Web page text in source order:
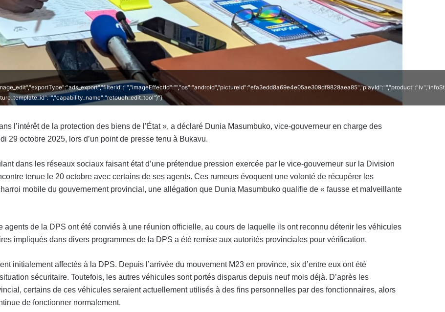
l’intérêt de la protection des biens de l’État », a déclaré Dunia Masumbuko, vice-gouverneur en charge des
29 octobre 2025, lors d’un point de presse tenu à Bukavu.
dans les réseaux sociaux faisant état d’une prétendue pression exercée par le vice-gouverneur sur la Division
tenue le 20 octobre avec certains de ses agents. Ces rumeurs évoquent une volonté de récupérer les
mobile du gouvernement provincial, une allégation que Dunia Masumbuko qualifie de « fausse et malveillante
agents de la DPS ont été conviés à une réunion officielle, au cours de laquelle ils ont reconnu détenir les véhicules
impliqués dans divers programmes de la DPS a été remise aux autorités provinciales pour vérification.
initialement affectés à la DPS. Depuis l’arrivée du mouvement M23 en province, six d’entre eux ont été
sécuritaire. Toutefois, les autres véhicules sont portés disparus depuis neuf mois déjà. D’après les
certains de ces véhicules seraient actuellement utilisés à des fins personnelles par des fonctionnaires, alors
de fonctionner normalement.